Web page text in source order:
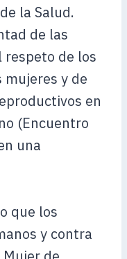
la Salud.
de las
respeto de los
mujeres y de
en
(Encuentro
una
que los
y contra